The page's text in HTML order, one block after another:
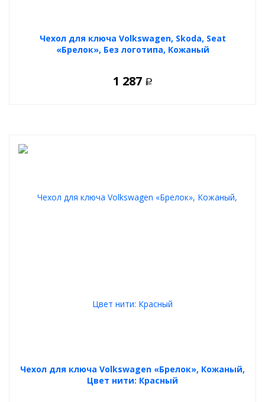
Чехол для ключа Volkswagen, Skoda, Seat
«Брелок», Без логотипа, Кожаный
1 287 Р
Чехол для ключа Volkswagen «Брелок», Кожаный,
Цвет нити: Красный